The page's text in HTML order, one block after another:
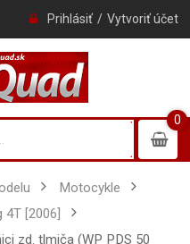
Prihlásiť Vytvoriť účet
0
0item
Motocykle
4T [2006]